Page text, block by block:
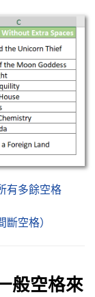
有多餘空格
空格）
般空格來